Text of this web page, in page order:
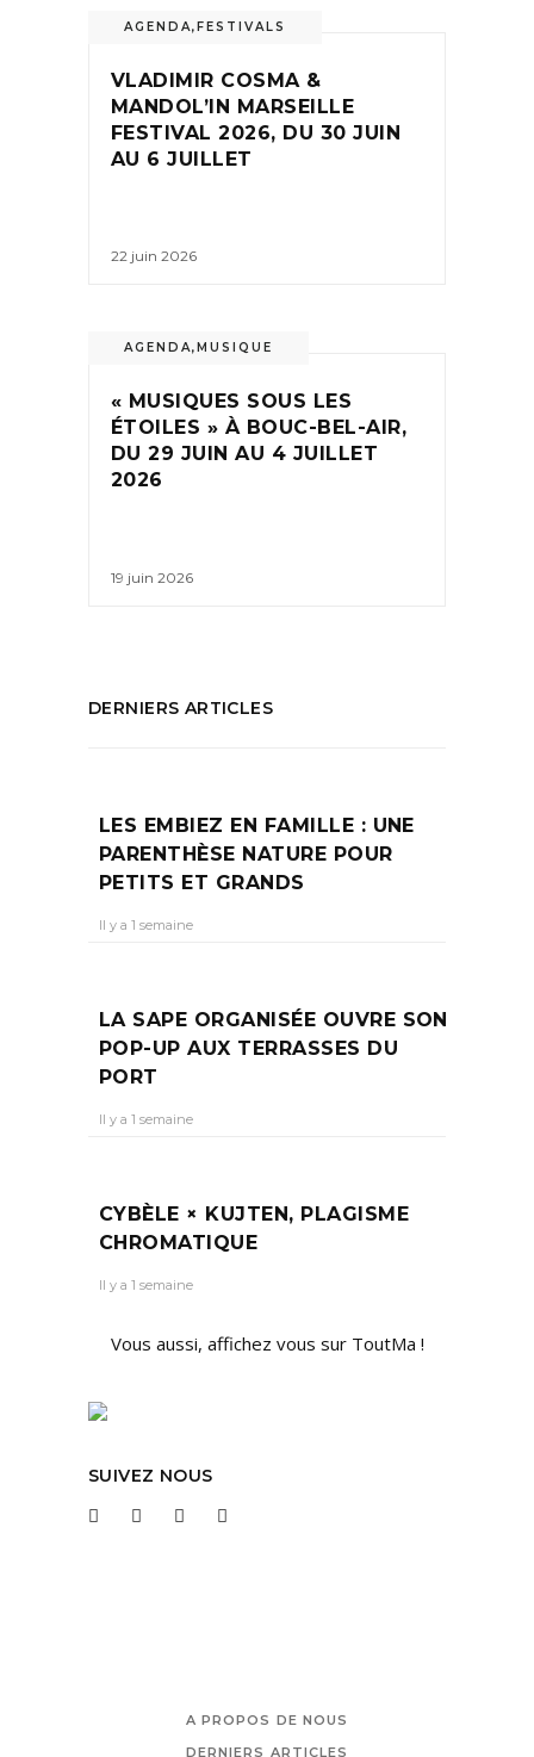
AGENDA,FESTIVALS
VLADIMIR COSMA &
MANDOL’IN MARSEILLE
FESTIVAL 2026, DU 30 JUIN
AU 6 JUILLET
22 juin 2026
AGENDA, MUSIQUE
« MUSIQUES SOUS LES
ÉTOILES » À BOUC-BEL-AIR,
DU 29 JUIN AU 4 JUILLET
2026
19 juin 2026
DERNIERS ARTICLES
LES EMBIEZ EN FAMILLE : UNE
PARENTHÈSE NATURE POUR
PETITS ET GRANDS
Il y a 1 semaine
LA SAPE ORGANISÉE OUVRE SON
POP-UP AUX TERRASSES DU
PORT
Il y a 1 semaine
CYBÈLE × KUJTEN, PLAGISME
CHROMATIQUE
Il y a 1 semaine
Vous aussi, affichez vous sur ToutMa !
SUIVEZ NOUS
A PROPOS DE NOUS
DERNIERS ARTICLES